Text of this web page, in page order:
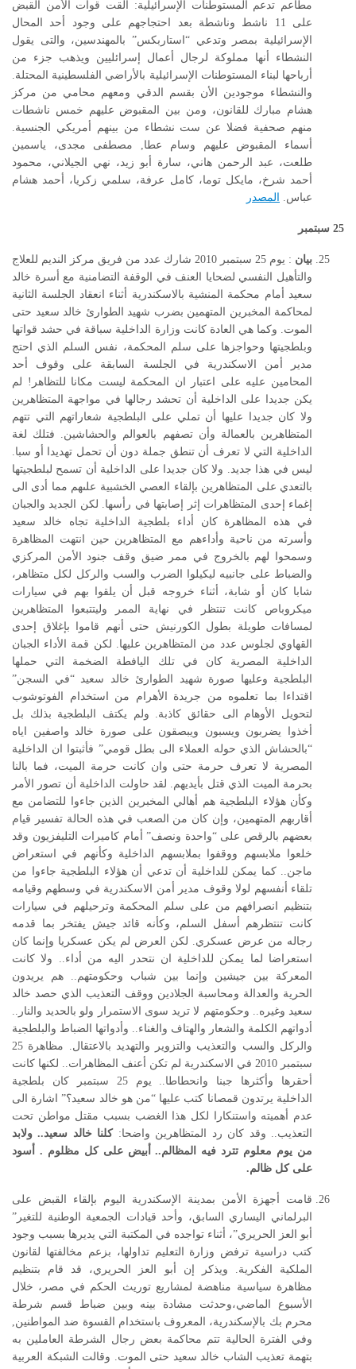
مطاعم تدعم المستوطنات الإسرائيلية: القت قوات الأمن القبض
على 11 ناشط وناشطة بعد احتجاجهم على وجود أحد المحال
الإسرائيلية بمصر وتدعي “استاربكس” بالمهندسين، والتى يقول
النشطاء أنها مملوكة لرجال أعمال إسرائليين ويذهب جزء من
أرباحها لبناء المستوطنات الإسرائيلية بالأراضي الفلسطينية المحتلة.
والنشطاء موجودين الأن بقسم الدقي ومعهم محامي من مركز
هشام مبارك للقانون، ومن بين المقبوض عليهم خمس ناشطات
منهم صحفية فضلا عن ست نشطاء من بينهم أمريكي الجنسية.
أسماء المقبوض عليهم وسام عطا, مصطفى مجدى، ياسمين
طلعت، عبد الرحمن هاني، سارة أبو زيد، نهي الجيلاني، محمود
أحمد شرخ، مايكل توما، كامل عرفة، سلمي زكريا، أحمد هشام
عباس.
المصدر
25 سبتمبر
بيان
: يوم 25 سبتمبر 2010 شارك عدد من فريق مركز النديم للعلاج
والتأهيل النفسي لضحايا العنف في الوقفة التضامنية مع أسرة خالد
سعيد أمام محكمة المنشية بالاسكندرية أثناء انعقاد الجلسة الثانية
لمحاكمة المخبرين المتهمين بضرب شهيد الطوارئ خالد سعيد حتى
الموت. وكما هي العادة كانت وزارة الداخلية سباقة في حشد قواتها
وبلطجيتها وحواجزها على سلم المحكمة، نفس السلم الذي احتج
مدير أمن الاسكندرية في الجلسة السابقة على وقوف أحد
المحامين عليه على اعتبار ان المحكمة ليست مكانا للتظاهر! لم
يكن جديدا على الداخلية أن تحشد رجالها في مواجهة المتظاهرين
ولا كان جديدا عليها أن تملي على البلطجية شعاراتهم التي تتهم
المتظاهرين بالعمالة وأن تصفهم بالعوالم والحشاشين. فتلك لغة
الداخلية التي لا تعرف أن تنطق جملة دون أن تحمل تهديدا أو سبا.
ليس في هذا جديد. ولا كان جديدا على الداخلية أن تسمح لبلطجيتها
بالتعدي على المتظاهرين بإلقاء العصي الخشبية علىهم مما أدى الى
إغماء إحدى المتظاهرات إثر إصابتها في رأسها. لكن الجديد والجبان
في هذه المظاهرة كان أداء بلطجية الداخلية تجاه خالد سعيد
وأسرته من ناحية وأداءهم مع المتظاهرين حين انتهت المظاهرة
وسمحوا لهم بالخروج في ممر ضيق وقف جنود الأمن المركزي
والضباط على جانبيه ليكيلوا الضرب والسب والركل لكل متظاهر،
شابا كان أو شابة، أثناء خروجه قبل أن يلقوا بهم في سيارات
ميكروباص كانت تنتظر في نهاية الممر وليتتبعوا المتظاهرين
لمسافات طويلة بطول الكورنيش حتى أنهم قاموا بإغلاق إحدى
القهاوي لجلوس عدد من المتظاهرين عليها. لكن قمة الأداء الجبان
الداخلية المصرية كان في تلك اليافطة الضخمة التي حملها
البلطجية وعليها صورة شهيد الطوارئ خالد سعيد “في السجن”
اقتداءا بما تعلموه من جريدة الأهرام من استخدام الفوتوشوب
لتحويل الأوهام الى حقائق كاذبة. ولم يكتف البلطجية بذلك بل
أخذوا يضربون ويسبون ويبصقون على صورة خالد واصفين اياه
“بالحشاش الذي حوله العملاء الى بطل قومي” فأثبتوا ان الداخلية
المصرية لا تعرف حرمة حتى وان كانت حرمة الميت، فما بالنا
بحرمة الميت الذي قتل بأيديهم. لقد حاولت الداخلية أن تصور الأمر
وكأن هؤلاء البلطجية هم أهالي المخبرين الذين جاءوا للتضامن مع
أقاربهم المتهمين، وإن كان من الصعب في هذه الحالة تفسير قيام
بعضهم بالرقص على “واحدة ونصف” أمام كاميرات التليفزيون وقد
خلعوا ملابسهم ووقفوا بملابسهم الداخلية وكأنهم في استعراض
ماجن.. كما يمكن للداخلية أن تدعي أن هؤلاء البلطجية جاءوا من
تلقاء أنفسهم لولا وقوف مدير أمن الاسكندرية في وسطهم وقيامه
بتنظيم انصرافهم من على سلم المحكمة وترحيلهم في سيارات
كانت تنتظرهم أسفل السلم، وكأنه قائد جيش يفتخر بما قدمه
رجاله من عرض عسكري. لكن العرض لم يكن عسكريا وإنما كان
استعراضا لما يمكن للداخلية ان نتحدر اليه من أداء.. ولا كانت
المعركة بين جيشين وإنما بين شباب وحكومتهم.. هم يريدون
الحرية والعدالة ومحاسبة الجلادين ووقف التعذيب الذي حصد خالد
سعيد وغيره.. وحكومتهم لا تريد سوى الاستمرار ولو بالحديد والنار..
أدواتهم الكلمة والشعار والهتاف والغناء.. وأدواتها الضباط والبلطجية
والركل والسب والتعذيب والتزوير والتهديد بالاعتقال. مظاهرة 25
سبتمبر 2010 في الاسكندرية لم تكن أعنف المظاهرات.. لكنها كانت
أحقرها وأكثرها جبنا وانحطاطا.. يوم 25 سبتمبر كان بلطجية
الداخلية يرتدون قمصانا كتب عليها “من هو خالد سعيد؟” اشارة الى
عدم أهميته واستنكارا لكل هذا الغضب بسبب مقتل مواطن تحت
التعذيب.. وقد كان رد المتظاهرين واضحا: كلنا خالد سعيد.. ولابد
من يوم معلوم تترد فيه المظالم.. أبيض على كل مظلوم . أسود
على كل ظالم.
قامت أجهزة الأمن بمدينة الإسكندرية اليوم بإلقاء القبض على
البرلماني اليساري السابق، وأحد قيادات الجمعية الوطنية للتغير”
أبو العز الحريري”، أثناء تواجده في المكتبة التي يديرها بسبب وجود
كتب دراسية ترفض وزارة التعليم تداولها، بزعم مخالفتها لقانون
الملكية الفكرية. ويذكر إن أبو العز الحريري، قد قام بتنظيم
مظاهرة سياسية مناهضة لمشاريع توريث الحكم في مصر، خلال
الأسبوع الماضي،وحدثت مشادة بينه وبين ضباط قسم شرطة
محرم بك بالإسكندرية، المعروف باستخدام القسوة ضد المواطنين,
وفي الفترة الحالية تتم محاكمة بعض رجال الشرطة العاملين به
بتهمة تعذيب الشاب خالد سعيد حتى الموت. وقالت الشبكة العربية